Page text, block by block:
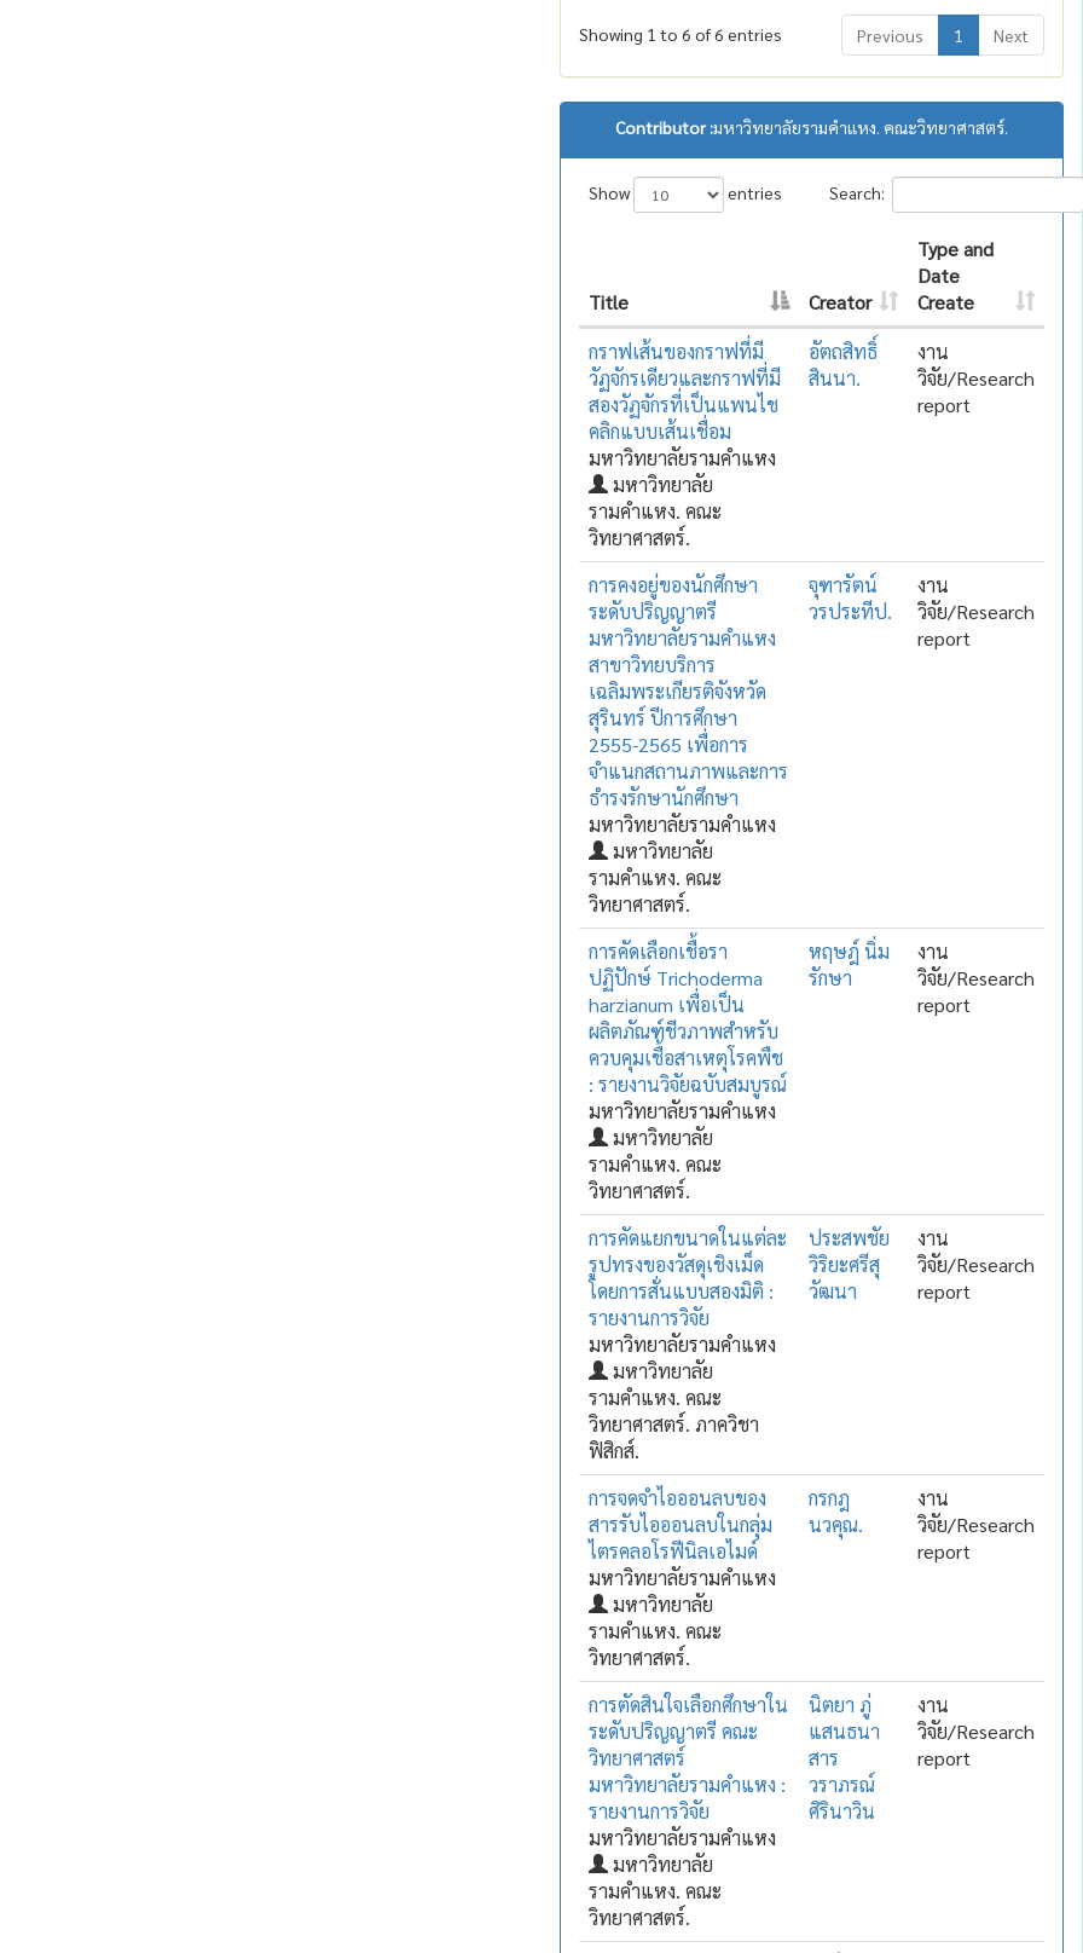
Showing 1 to 6 of 6 entries Previous 1 Next
Contributor :มหาวิทยาลัยรามคำแหง. คณะวิทยาศาสตร์.
Show entries Search:
Title Creator
Type and
Date
Create
กราฟเส้นของกราฟที่มี
วัฏจักรเดียวและกราฟที่มี
สองวัฏจักรที่เป็นแพนไช
คลิกแบบเส้นเชื่อม
มหาวิทยาลัยรามคำแหง
มหาวิทยาลัย
รามคำแหง. คณะ
วิทยาศาสตร์.
อัตถสิทธิ์
สินนา.
งาน
วิจัย/Research
report
การคงอยู่ของนักศึกษา
ระดับปริญญาตรี
มหาวิทยาลัยรามคำแหง
สาขาวิทยบริการ
เฉลิมพระเกียรติจังหวัด
สุรินทร์ ปีการศึกษา
2555-2565 เพื่อการ
จำแนกสถานภาพและการ
ธำรงรักษานักศึกษา
มหาวิทยาลัยรามคำแหง
มหาวิทยาลัย
รามคำแหง. คณะ
วิทยาศาสตร์.
จุฑารัตน์
วรประทีป.
งาน
วิจัย/Research
report
การคัดเลือกเชื้อรา
ปฏิปักษ์ Trichoderma
harzianum เพื่อเป็น
ผลิตภัณฑ์ชีวภาพสำหรับ
ควบคุมเชื้อสาเหตุโรคพืช
: รายงานวิจัยฉบับสมบูรณ์
มหาวิทยาลัยรามคำแหง
มหาวิทยาลัย
รามคำแหง. คณะ
วิทยาศาสตร์.
หฤษฎ์ นิ่ม
รักษา
งาน
วิจัย/Research
report
การคัดแยกขนาดในแต่ละ
รูปทรงของวัสดุเชิงเม็ด
โดยการสั่นแบบสองมิติ :
รายงานการวิจัย
มหาวิทยาลัยรามคำแหง
มหาวิทยาลัย
รามคำแหง. คณะ
วิทยาศาสตร์. ภาควิชา
ฟิสิกส์.
ประสพชัย
วิริยะศรีสุ
วัฒนา
งาน
วิจัย/Research
report
การจดจำไอออนลบของ
สารรับไอออนลบในกลุ่ม
ไตรคลอโรฟีนิลเอไมด์
มหาวิทยาลัยรามคำแหง
มหาวิทยาลัย
รามคำแหง. คณะ
วิทยาศาสตร์.
กรกฎ
นวคุณ.
งาน
วิจัย/Research
report
การตัดสินใจเลือกศึกษาใน
ระดับปริญญาตรี คณะ
วิทยาศาสตร์
มหาวิทยาลัยรามคำแหง :
รายงานการวิจัย
มหาวิทยาลัยรามคำแหง
มหาวิทยาลัย
รามคำแหง. คณะ
วิทยาศาสตร์.
นิตยา ภู่
แสนธนา
สาร
วราภรณ์
ศิรินาวิน
งาน
วิจัย/Research
report